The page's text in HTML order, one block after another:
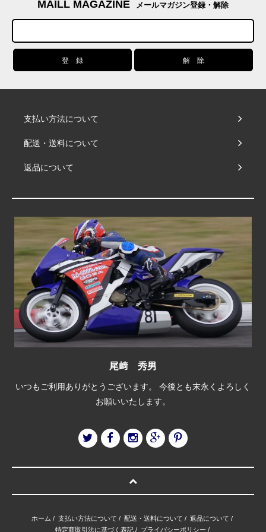
MAILL MAGAZINE メールマガジン登録・解除
支払い方法について
配送・送料について
返品について
尾﨑 秀男
いつもご利用ありがとうございます。 今後とも末永くよろしく
お願いいたします。
ホーム / 支払い方法について / 配送・送料について / 返品について /
特定商取引法に基づく表記/ プライバシーポリシー /